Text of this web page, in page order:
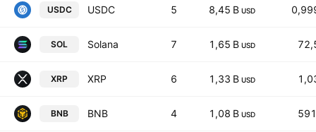
USDC USDC 5 8,45 B USD
SOL Solana 7 1,65 B USD
XRP XRP 6 1,33 B USD
BNB BNB 4 1,08 B USD